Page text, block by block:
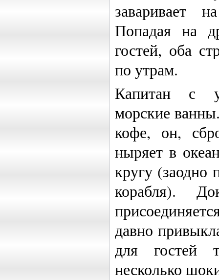
заваривает
Попадая на
гостей, оба
по утрам.
Капитан с
морские
кофе, он,
ныряет в
кругу (заодно
корабля).
давно
для гостей
несколько